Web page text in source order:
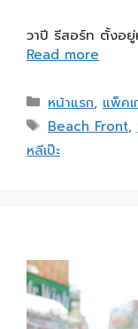
วาปี รีสอร์ท ตั้งอยู่
Read more
หน้าแรก, แพ็คเ
Beach Front,
หลีเป๊ะ